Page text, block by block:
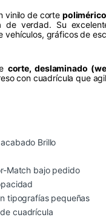
vinilo de corte
de verdad. Su
gráficos de
corte, deslaminado
con cuadrícula que
Brillo
Match bajo pedido
tipografías pequeñas
cuadrícula